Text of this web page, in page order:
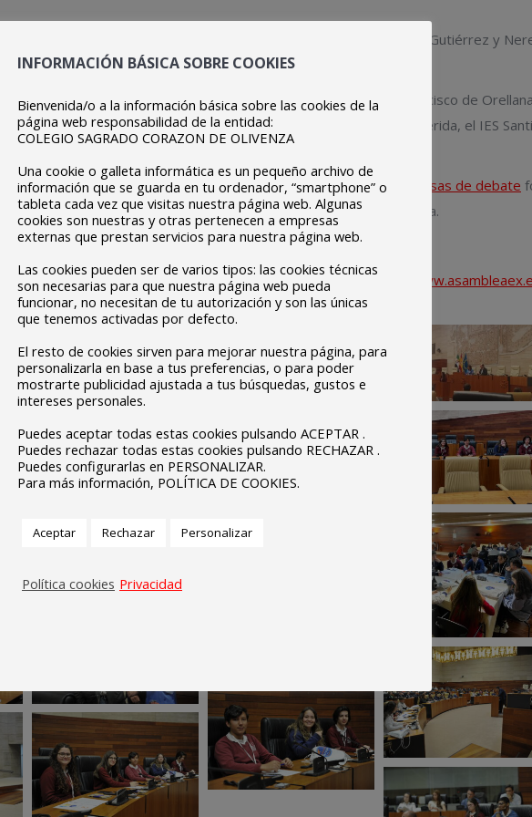
estas jornadas: Natalia Ares, Natalia Vázquez, Antonio Rueda, Iker Gutiérrez y
Núñez.
Escuelas Parroquiales del Sagrado Corazón de Olivenza, el IES Francisco de
el Colegio Sopeña de Badajoz, el IES Sáenz De Buruaga de Mérida, el IES
Vinaria de Ceclavín.
seguir la estructura de Euroscola, trabajando distintostemas en mesas de debate
votar las propuestas en la cámara, simulando la vida parlamentaria.
tinyurl.com/222e4e6w
en directo en la página de la Asamblea de Extremadura:https://
INFORMACIÓN BÁSICA SOBRE COOKIES
Bienvenida/o a la información básica sobre las cookies de la
página web responsabilidad de la entidad:
COLEGIO SAGRADO CORAZON DE OLIVENZA
Una cookie o galleta informática es un pequeño archivo de
información que se guarda en tu ordenador, “smartphone” o
tableta cada vez que visitas nuestra página web. Algunas
cookies son nuestras y otras pertenecen a empresas
externas que prestan servicios para nuestra página web.
Las cookies pueden ser de varios tipos: las cookies técnicas
son necesarias para que nuestra página web pueda
funcionar, no necesitan de tu autorización y son las únicas
que tenemos activadas por defecto.
El resto de cookies sirven para mejorar nuestra página, para
personalizarla en base a tus preferencias, o para poder
mostrarte publicidad ajustada a tus búsquedas, gustos e
intereses personales.
Puedes aceptar todas estas cookies pulsando ACEPTAR .
Puedes rechazar todas estas cookies pulsando RECHAZAR .
Puedes configurarlas en PERSONALIZAR.
Para más información, POLÍTICA DE COOKIES.
Aceptar Rechazar Personalizar
Política cookies Privacidad